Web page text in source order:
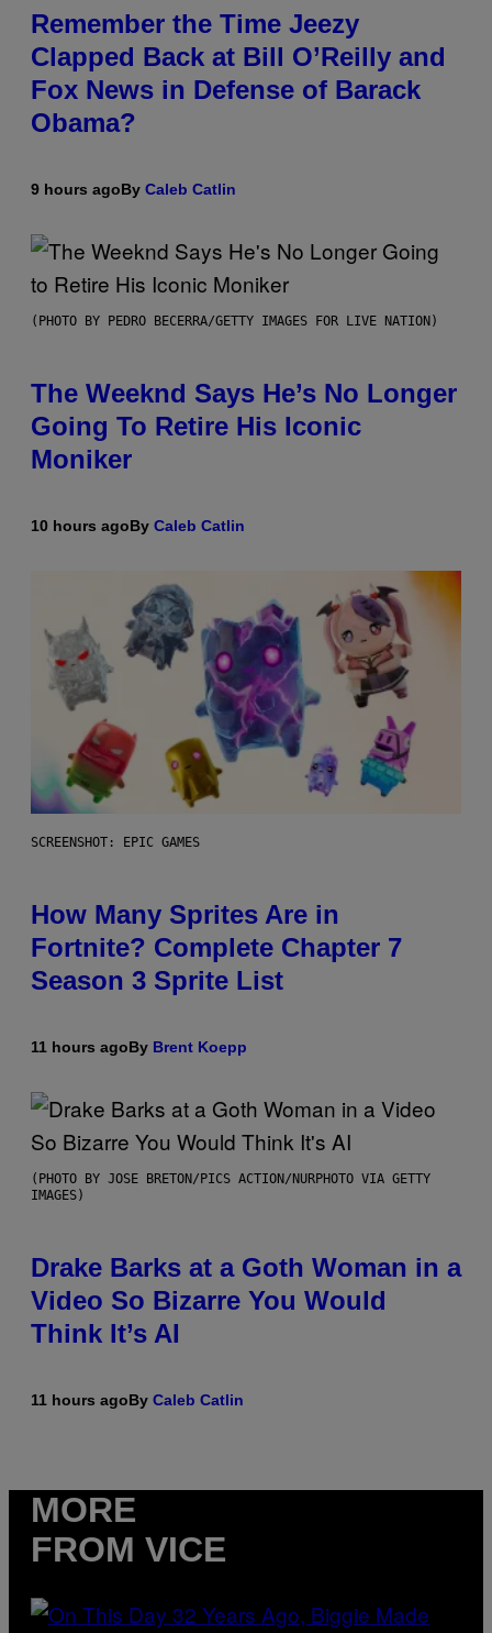
Remember the Time Jeezy
Clapped Back at Bill O’Reilly and
Fox News in Defense of Barack
Obama?
9 hours agoBy Caleb Catlin
(PHOTO BY PEDRO BECERRA/GETTY IMAGES FOR LIVE NATION)
The Weeknd Says He’s No Longer
Going To Retire His Iconic
Moniker
10 hours agoBy Caleb Catlin
SCREENSHOT: EPIC GAMES
How Many Sprites Are in
Fortnite? Complete Chapter 7
Season 3 Sprite List
11 hours agoBy Brent Koepp
(PHOTO BY JOSE BRETON/PICS ACTION/NURPHOTO VIA GETTY
IMAGES)
Drake Barks at a Goth Woman in a
Video So Bizarre You Would
Think It’s AI
11 hours agoBy Caleb Catlin
MORE
FROM VICE